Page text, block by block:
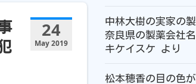
24
May 2019
中林大樹の実家の
奈良県の製薬会社名
キケイスケ より
松本穂香の目の色